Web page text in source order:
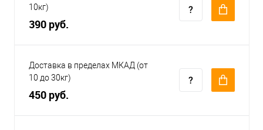
10кг)
390 руб.
Доставка в пределах МКАД (от
10 до 30кг)
450 руб.